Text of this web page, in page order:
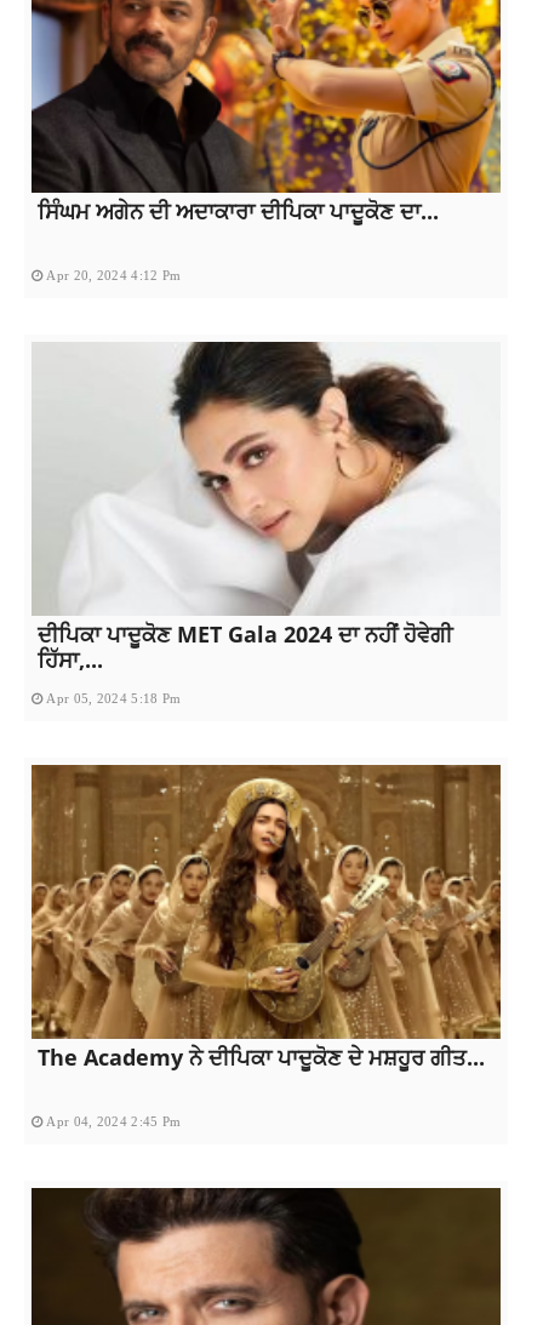
ਸਿੰਘਮ ਅਗੇਨ ਦੀ ਅਦਾਕਾਰਾ ਦੀਪਿਕਾ ਪਾਦੂਕੋਣ ਦਾ...
Apr 20, 2024 4:12 Pm
ਦੀਪਿਕਾ ਪਾਦੂਕੋਣ MET Gala 2024 ਦਾ ਨਹੀਂ ਹੋਵੇਗੀ
ਹਿੱਸਾ,...
Apr 05, 2024 5:18 Pm
The Academy ਨੇ ਦੀਪਿਕਾ ਪਾਦੂਕੋਣ ਦੇ ਮਸ਼ਹੂਰ ਗੀਤ...
Apr 04, 2024 2:45 Pm